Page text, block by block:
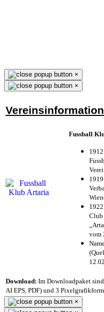
×
×
Fussball
Club
vom
Download: Im Downloadpaket
AI EPS, PDF) und 3
×